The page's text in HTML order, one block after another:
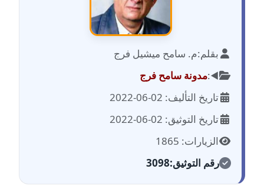
مدونة احمد الحسيني
عاملة
عاملة
عاملة
عاملة
بقلم:م. سامح ميشيل فرج
◀️:مدونة سامح فرج
تاريخ التأليف: 02-06-2022
تاريخ التوثيق: 02-06-2022
الزيارات: 1865
رقم التوثيق:3098